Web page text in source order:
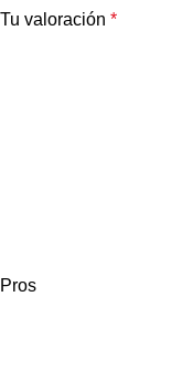
Tu valoración *
Pros